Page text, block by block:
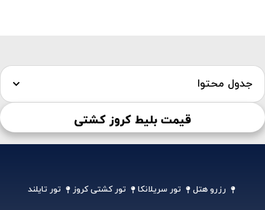
جدول محتوا
قیمت بلیط کروز کشتی
رزرو هتل تور سریلانکا تور کشتی کروز تور تایلند